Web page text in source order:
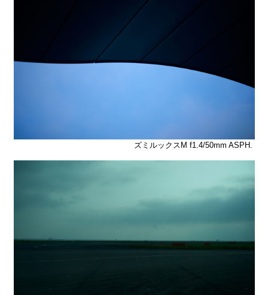
ズミルックスM f1.4/50mm ASPH.